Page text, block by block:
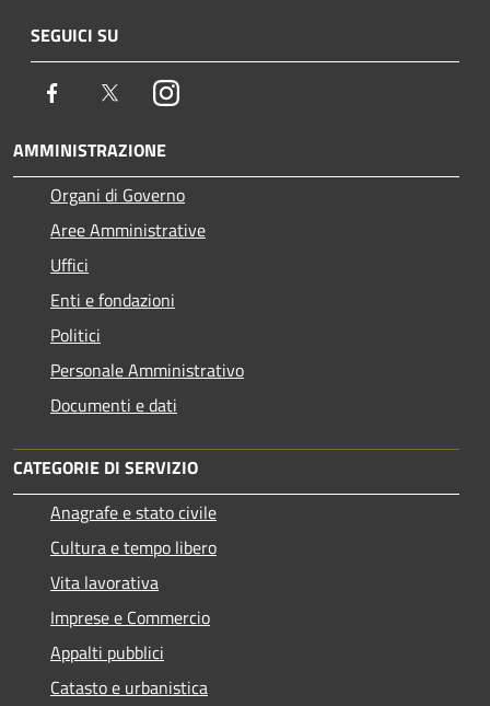
SEGUICI SU
Facebook TwitterInstagram
AMMINISTRAZIONE
Organi di Governo
Aree Amministrative
Uffici
Enti e fondazioni
Politici
Personale Amministrativo
Documenti e dati
CATEGORIE DI SERVIZIO
Anagrafe e stato civile
Cultura e tempo libero
Vita lavorativa
Imprese e Commercio
Appalti pubblici
Catasto e urbanistica